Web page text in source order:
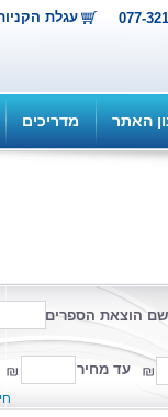
עגלת הקניות 077-
האתר מדריכים
שם הוצאת הספרים
עד מחיר